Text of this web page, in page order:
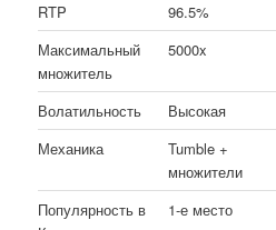
RTP 96.5%
Максимальный
множитель
5000x
Волатильность Высокая
Механика
Tumble +
множители
Популярность в
1-е место